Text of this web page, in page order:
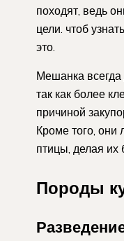
походят, ведь
цели. чтоб
это.
Мешанка всегда
так как более
причиной
Кроме того, они
птицы, делая их
Породы